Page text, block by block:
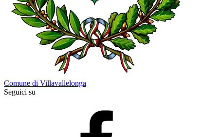
Comune di Villavallelonga
Seguici su